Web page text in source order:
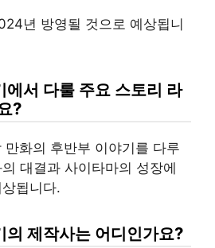
년 방영될 것으로 예상됩니
서 다룰 주요 스토리 라
?
화의 후반부 이야기를 다루
대결과 사이타마의 성장에
됩니다.
제작사는 어디인가요?